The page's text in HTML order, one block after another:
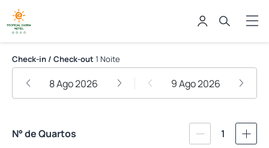
Tropical Barra Hotel
Check-in / Check-out 1 Noite
8 Ago 2026 9 Ago 2026
N° de Quartos 1